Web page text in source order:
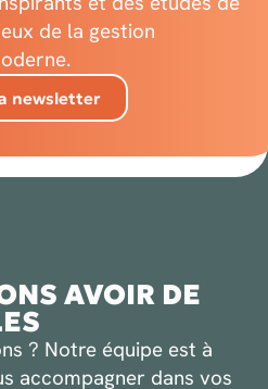
de la gestion
newsletter
AVOIR DE
? Notre équipe est à
accompagner dans vos